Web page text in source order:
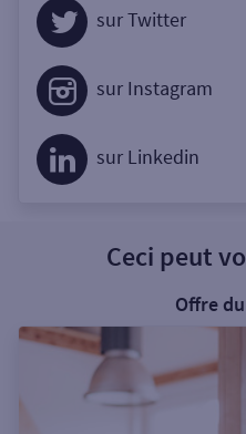
sur Twitter
sur Instagram
sur Linkedin
Ceci peut
Offre